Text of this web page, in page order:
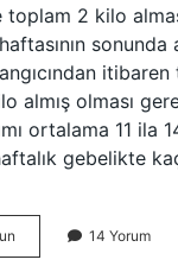
2 kilo
sonunda
almış olması
ortalama 11 ila
gebelikte
Gebelikte
21
14 Yorum